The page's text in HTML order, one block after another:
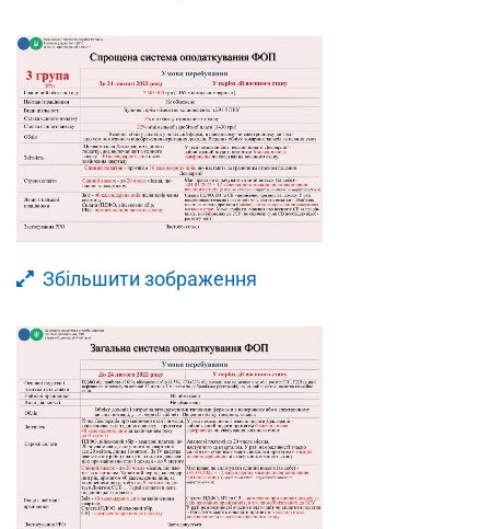
Збільшити зображення